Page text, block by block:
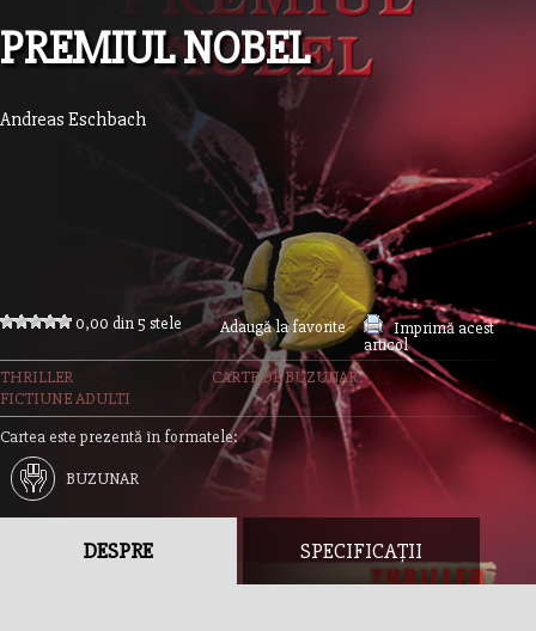
PREMIUL NOBEL
Andreas Eschbach
0,00 din 5 stele Adaugă la favorite
Imprimă acest
articol
THRILLER
CARTE DE BUZUNAR
FICTIUNE ADULTI
Cartea este prezentă în formatele:
BUZUNAR
DESPRE SPECIFICAȚII